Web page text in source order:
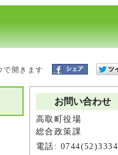
で開きます
お問い合わせ
高取町役場
総合政策課
電話: 0744(52)3334